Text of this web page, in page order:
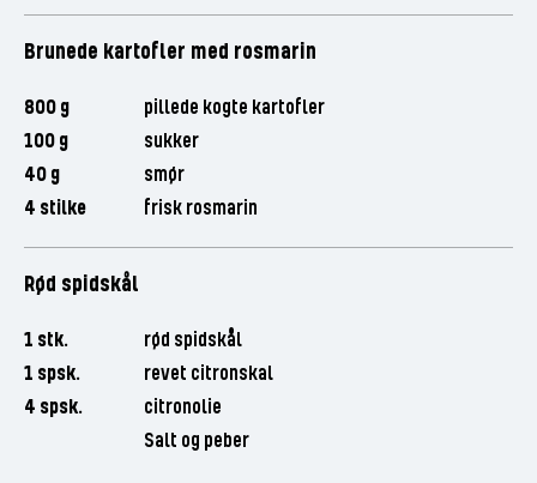
Brunede kartofler med rosmarin
800 g
pillede kogte kartofler
100 g
sukker
40 g
smør
4 stilke
frisk rosmarin
Rød spidskål
1 stk.
rød spidskål
1 spsk.
revet citronskal
4 spsk.
citronolie
Salt og peber